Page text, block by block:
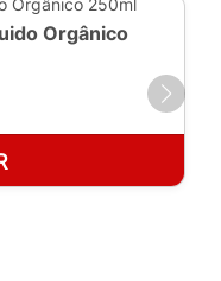
Orgânico